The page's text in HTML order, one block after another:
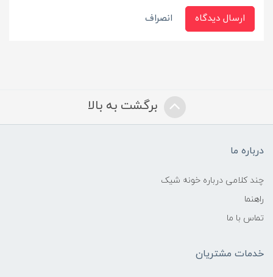
ارسال دیدگاه انصراف
برگشت به بالا
درباره ما
چند کلامی درباره خونه شیک
راهنما
تماس با ما
خدمات مشتریان